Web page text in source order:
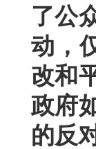
了公
动，
改和
政府
的反